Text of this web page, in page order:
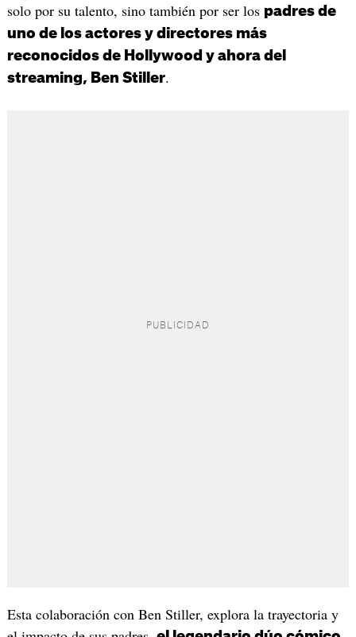
solo por su talento, sino también por ser los padres de
uno de los actores y directores más
reconocidos de Hollywood y ahora del
streaming, Ben Stiller.
Esta colaboración con Ben Stiller, explora la trayectoria y